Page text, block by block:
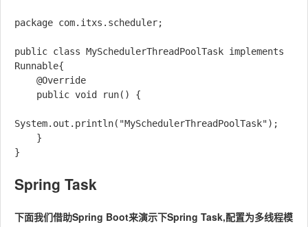
package com.itxs.scheduler;
public class MySchedulerThreadPoolTask implements
Runnable{
System.out.println("MySchedulerThreadPoolTask");
Spring Task
下面我们借助Spring Boot来演示下Spring Task,配置为多线程模